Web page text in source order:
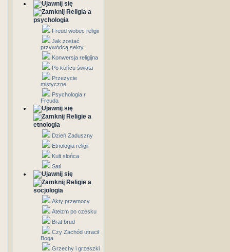
Religia a
psychologia
Freud wobec religii
Jak zostać
przywódcą sekty
Konwersja religijna
Po końcu świata
Przeżycie
mistyczne
Psychologia r.
Freuda
Religie a
etnologia
Dzień Zaduszny
Etnologia religii
Kult słońca
Sati
Religie a
socjologia
Akty przemocy
Ateizm po czesku
Brat brud
Czy Zachód utracił
Boga
Grzechy i grzeszki